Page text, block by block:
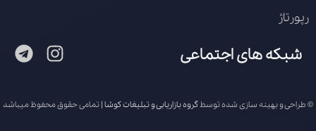
رپورتاژ
شبکه های اجتماعی
© طراحی و بهینه سازی شده توسطگروه بازاریابی و تبلیغات کوشا| تمامی حقوق محفوظ میباشد